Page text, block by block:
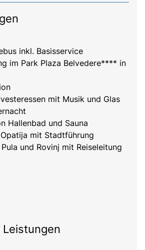
inkl. Basisservice
im Park Plaza Belvedere**** in
mit Musik und Glas
Hallenbad und Sauna
mit Stadtführung
und Rovinj mit Reiseleitung